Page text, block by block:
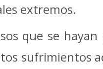
extremos.
que se
sufrimientos